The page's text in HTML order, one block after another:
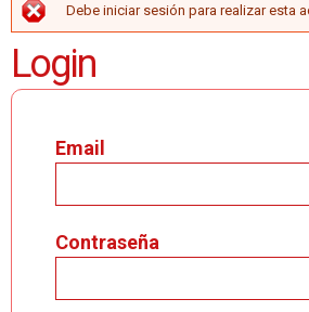
MENSAJE DE
Debe iniciar sesión para realizar esta
Login
Email
Contraseña